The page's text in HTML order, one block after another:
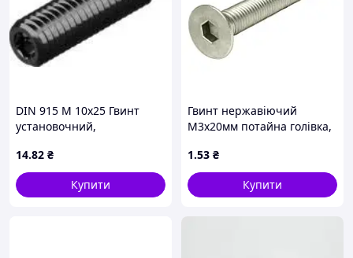
DIN 915 М 10х25 Гвинт
установочний,
(цапфа), без покриття
14.82 ₴
Купити
Гвинт нержавіючий
М3х20мм потайна голівка,
1.53 ₴
Купити